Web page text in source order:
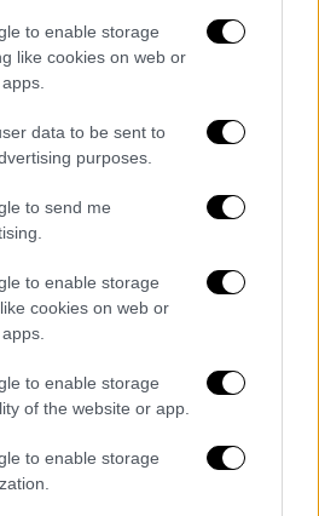
to enable storage
like cookies on web or
data to be sent to
purposes.
to send me
to enable storage
cookies on web or
to enable storage
of the website or app.
to enable storage
από ομάδα 30